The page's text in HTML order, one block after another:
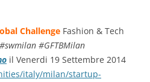
Challenge Fashion & Tech
#GFTBMilan
il Venerdi 19 Settembre 2014
italy/milan/startup-